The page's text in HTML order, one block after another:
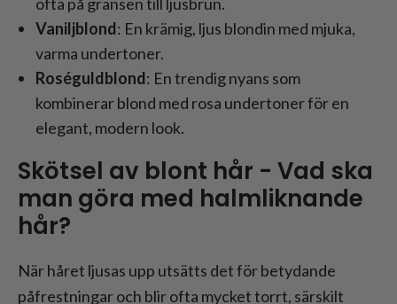
Vaniljblond: En krämig, ljus blondin med mjuka,
varma undertoner.
Roséguldblond: En trendig nyans som
kombinerar blond med rosa undertoner för en
elegant, modern look.
Skötsel av blont hår - Vad ska
man göra med halmliknande
hår?
När håret ljusas upp utsätts det för betydande
påfrestningar och blir ofta mycket torrt, särskilt